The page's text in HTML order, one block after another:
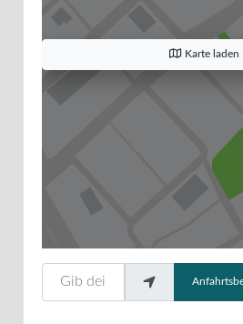
Karte laden
Gib deinen Standort ein.